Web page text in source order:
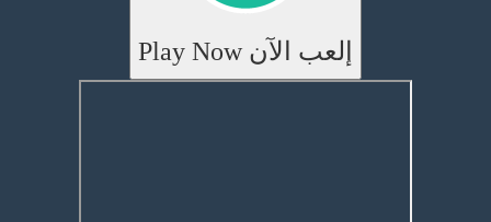
إلعب الآن Play Now